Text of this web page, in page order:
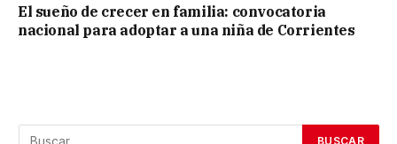
El sueño de crecer en familia: convocatoria
nacional para adoptar a una niña de Corrientes